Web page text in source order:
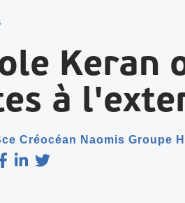
Keran
à
Créocéan Naomis Groupe